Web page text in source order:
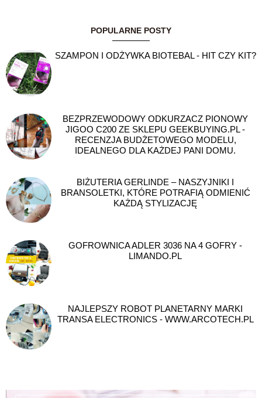
POPULARNE POSTY
SZAMPON I ODŻYWKA BIOTEBAL - HIT CZY KIT?
BEZPRZEWODOWY ODKURZACZ PIONOWY
JIGOO C200 ZE SKLEPU GEEKBUYING.PL -
RECENZJA BUDŻETOWEGO MODELU,
IDEALNEGO DLA KAŻDEJ PANI DOMU.
BIŻUTERIA GERLINDE – NASZYJNIKI I
BRANSOLETKI, KTÓRE POTRAFIĄ ODMIENIĆ
KAŻDĄ STYLIZACJĘ
GOFROWNICA ADLER 3036 NA 4 GOFRY -
LIMANDO.PL
NAJLEPSZY ROBOT PLANETARNY MARKI
TRANSA ELECTRONICS - WWW.ARCOTECH.PL